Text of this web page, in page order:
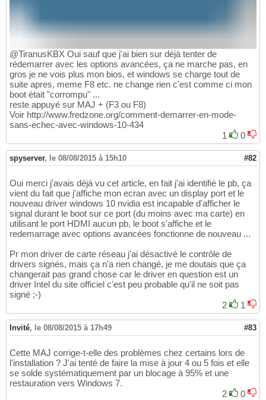
@TiranusKBX Oui sauf que j'ai bien sur déjà tenter de
rédemarrer avec les options avancées, ça ne marche pas, en
gros je ne vois plus mon bios, et windows se charge tout de
suite apres, meme F8 etc. ne change rien c'est comme ci mon
boot était "corrompu" ...
reste appuyé sur MAJ + (F3 ou F8)
Voir http://www.fredzone.org/comment-demarrer-en-mode-
sans-echec-avec-windows-10-434
1
0
spyserver, le 08/08/2015 à 15h10 #82
Oui merci j'avais déjà vu cet article, en fait j'ai identifié le pb, ça
vient du fait que j'affiche mon ecran avec un display port et le
nouveau driver windows 10 nvidia est incapable d'afficher le
signal durant le boot sur ce port (du moins avec ma carte) en
utilisant le port HDMI aucun pb, le boot s'affiche et le
redemarrage avec options avancées fonctionne de nouveau ...
Pr mon driver de carte réseau j'ai désactivé le contrôle de
drivers signés, mais ça n'a rien changé, je me doutais que ça
changerait pas grand chose car le driver en question est un
driver Intel du site officiel c'est peu probable qu'il ne soit pas
signé ;-)
2
1
Invité, le 08/08/2015 à 17h49 #83
Cette MAJ corrige-t-elle des problèmes chez certains lors de
l'installation ? J'ai tenté de faire la mise à jour 4 ou 5 fois et elle
se solde systématiquement par un blocage à 95% et une
restauration vers Windows 7.
2
0